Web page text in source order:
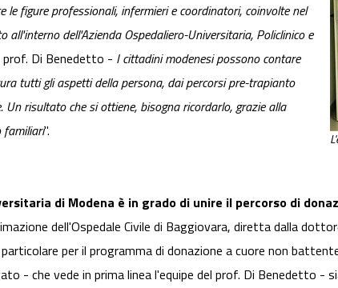
le figure professionali, infermieri e coordinatori, coinvolte nel
all'interno dell'Azienda Ospedaliero-Universitaria, Policlinico e
Di Benedetto - I cittadini modenesi possono contare
tutti gli aspetti della persona, dai percorsi pre-trapianto
risultato che si ottiene, bisogna ricordarlo, grazie alla
familiari".
di Modena è in grado di unire il percorso di
dell'Ospedale Civile di Baggiovara, diretta dalla
per il programma di donazione a cuore non
- che vede in prima linea l'equipe del prof. Di Benedetto -